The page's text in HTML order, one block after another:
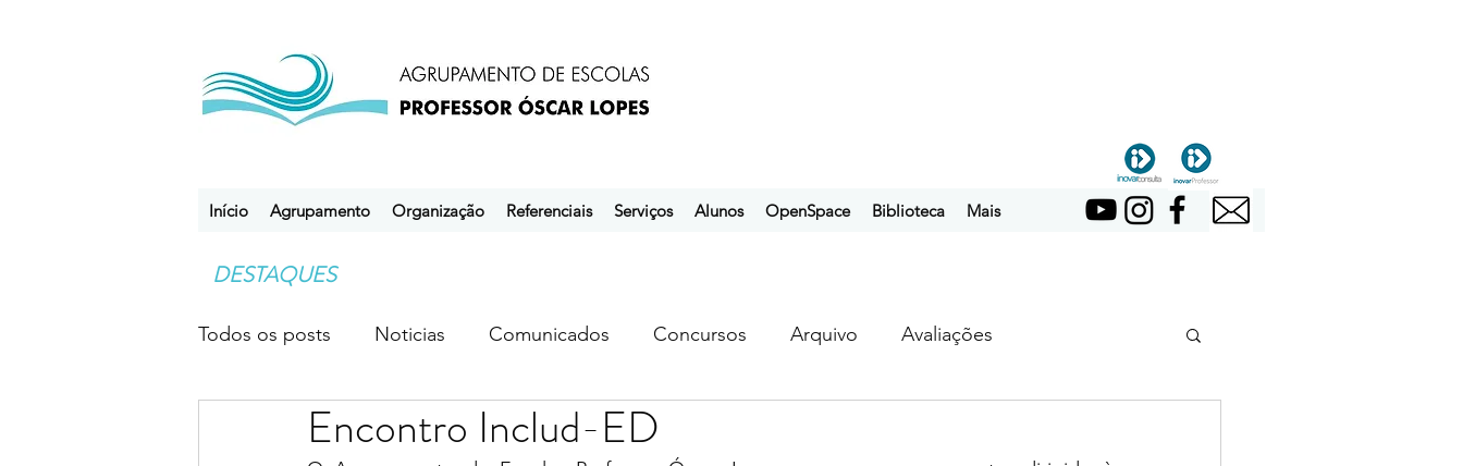
Início Agrupamento Organização Referenciais Serviços Alunos OpenSpace Biblioteca Mais
DESTAQUES
Todos os posts Noticias Comunicados Concursos Arquivo Avaliações
Desporto Escolar Clubes ebem ebpol
Encontro Includ-ED